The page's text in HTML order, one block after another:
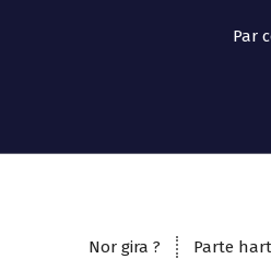
Par
Nor gira ? Parte